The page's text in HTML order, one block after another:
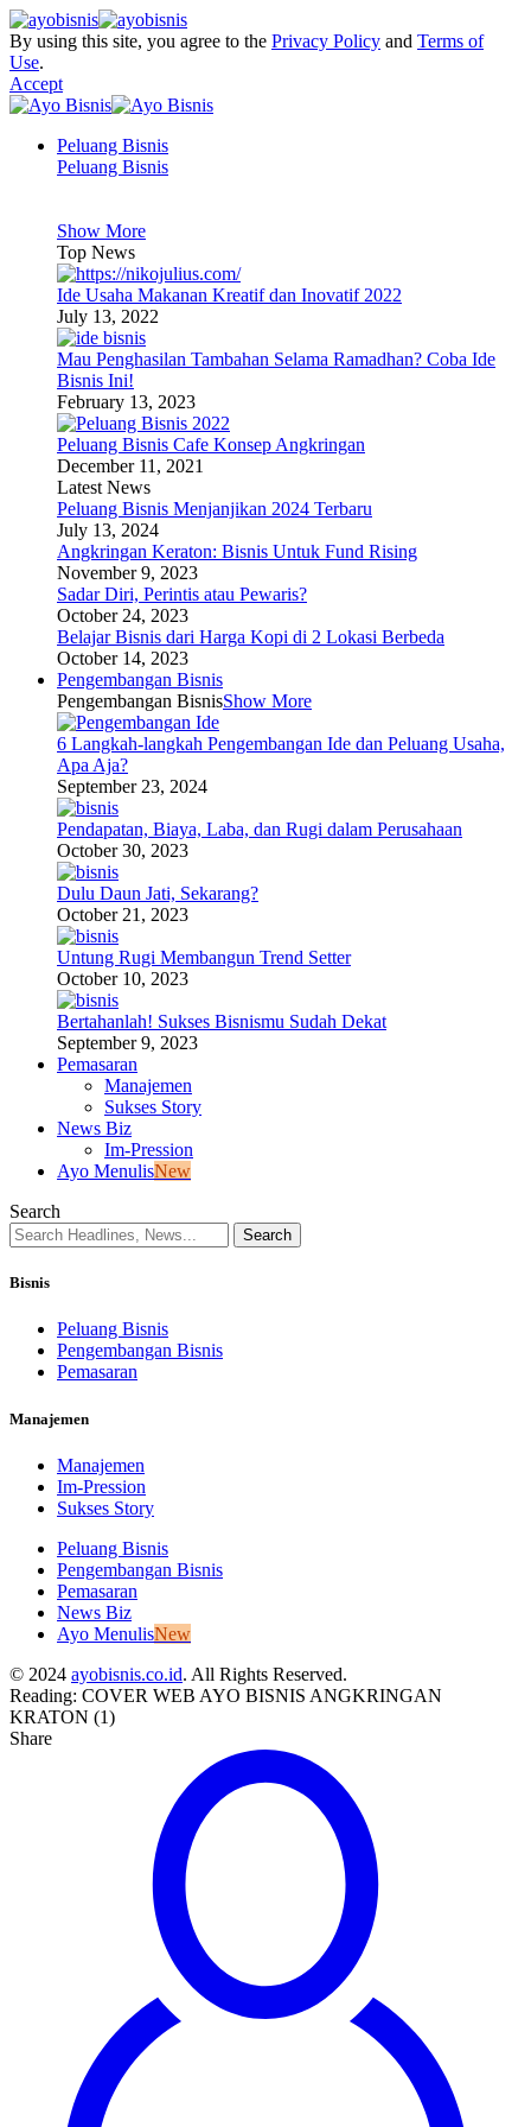
By using this site, you agree to the Privacy Policy and Terms of
Use.
Accept
Peluang Bisnis
Peluang Bisnis
Show More
Top News
Ide Usaha Makanan Kreatif dan Inovatif 2022
July 13, 2022
Mau Penghasilan Tambahan Selama Ramadhan? Coba Ide
Bisnis Ini!
February 13, 2023
Peluang Bisnis Cafe Konsep Angkringan
December 11, 2021
Latest News
Peluang Bisnis Menjanjikan 2024 Terbaru
July 13, 2024
Angkringan Keraton: Bisnis Untuk Fund Rising
November 9, 2023
Sadar Diri, Perintis atau Pewaris?
October 24, 2023
Belajar Bisnis dari Harga Kopi di 2 Lokasi Berbeda
October 14, 2023
Pengembangan Bisnis
Pengembangan BisnisShow More
6 Langkah-langkah Pengembangan Ide dan Peluang Usaha,
Apa Aja?
September 23, 2024
Pendapatan, Biaya, Laba, dan Rugi dalam Perusahaan
October 30, 2023
Dulu Daun Jati, Sekarang?
October 21, 2023
Untung Rugi Membangun Trend Setter
October 10, 2023
Bertahanlah! Sukses Bisnismu Sudah Dekat
September 9, 2023
Pemasaran
Manajemen
Sukses Story
News Biz
Im-Pression
Ayo MenulisNew
Search
Bisnis
Peluang Bisnis
Pengembangan Bisnis
Pemasaran
Manajemen
Manajemen
Im-Pression
Sukses Story
Peluang Bisnis
Pengembangan Bisnis
Pemasaran
News Biz
Ayo MenulisNew
© 2024 ayobisnis.co.id. All Rights Reserved.
Reading: COVER WEB AYO BISNIS ANGKRINGAN
KRATON (1)
Share